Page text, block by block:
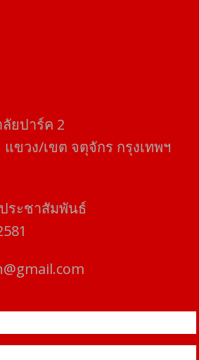
ยปาร์ค​ 2
ขวง/เขต​ จตุจักร​ กรุงเทพฯ
ระชาสัมพันธ์